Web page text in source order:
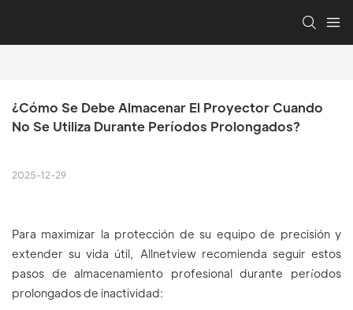
¿Cómo Se Debe Almacenar El Proyector Cuando
No Se Utiliza Durante Períodos Prolongados?
2025-12-29
Para maximizar la protección de su equipo de precisión y
extender su vida útil, Allnetview recomienda seguir estos
pasos de almacenamiento profesional durante períodos
prolongados de inactividad: